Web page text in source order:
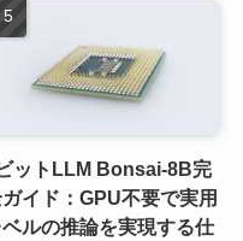
ットLLM Bonsai-8B完
イド：GPU不要で実用
ベルの推論を実現する仕